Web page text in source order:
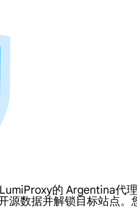
的 Argentina
数据并解锁目标站点